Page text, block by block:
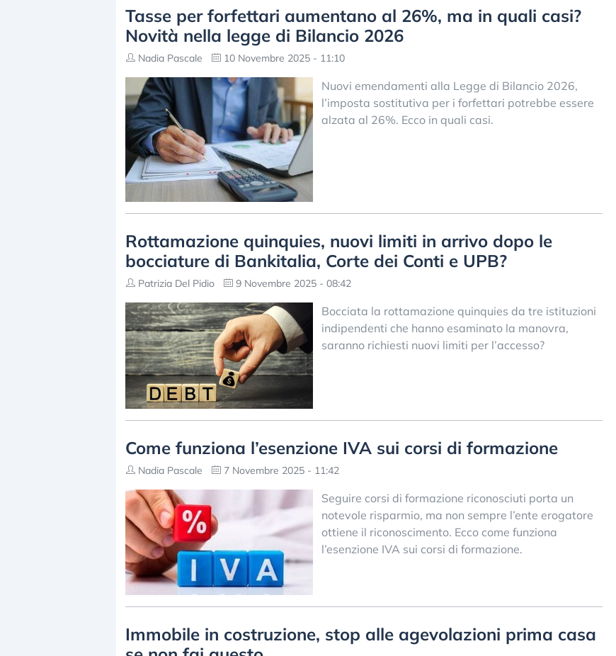
Tasse per forfettari aumentano al 26%, ma in quali casi?
Novità nella legge di Bilancio 2026
Nadia Pascale 10 Novembre 2025 - 11:10
Nuovi emendamenti alla Legge di Bilancio 2026,
l’imposta sostitutiva per i forfettari potrebbe essere
alzata al 26%. Ecco in quali casi.
Rottamazione quinquies, nuovi limiti in arrivo dopo le
bocciature di Bankitalia, Corte dei Conti e UPB?
Patrizia Del Pidio 9 Novembre 2025 - 08:42
Bocciata la rottamazione quinquies da tre istituzioni
indipendenti che hanno esaminato la manovra,
saranno richiesti nuovi limiti per l’accesso?
Come funziona l’esenzione IVA sui corsi di formazione
Nadia Pascale 7 Novembre 2025 - 11:42
Seguire corsi di formazione riconosciuti porta un
notevole risparmio, ma non sempre l’ente erogatore
ottiene il riconoscimento. Ecco come funziona
l’esenzione IVA sui corsi di formazione.
Immobile in costruzione, stop alle agevolazioni prima casa